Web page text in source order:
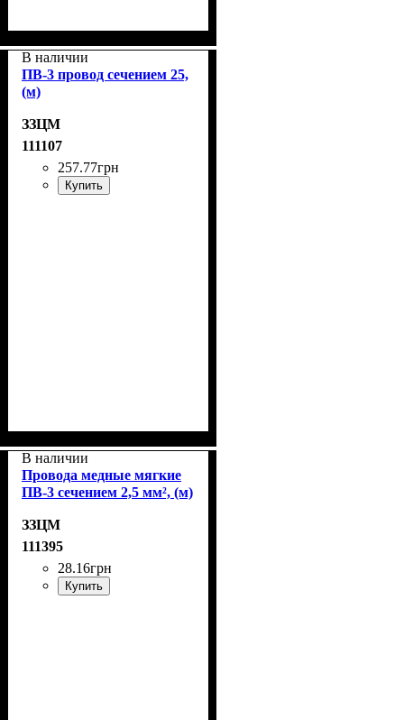
В наличии
ПВ-3 провод сечением 25,
(м)
ЗЗЦМ
111107
257.77грн
Купить
В наличии
Провода медные мягкие
ПВ-3 сечением 2,5 мм², (м)
ЗЗЦМ
111395
28.16грн
Купить